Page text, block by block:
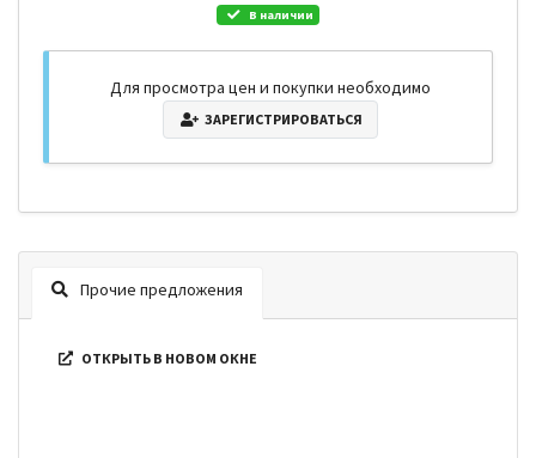
В наличии
Для просмотра цен и покупки необходимо
ЗАРЕГИСТРИРОВАТЬСЯ
Прочие предложения
ОТКРЫТЬ В НОВОМ ОКНЕ